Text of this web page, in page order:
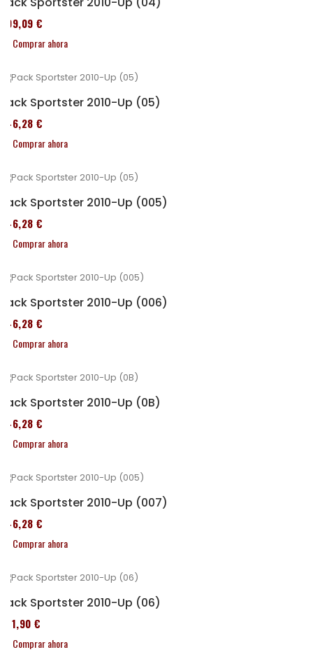
409,09 €
Comprar ahora
Pack Sportster 2010-Up (05)
246,28 €
Comprar ahora
Pack Sportster 2010-Up (005)
246,28 €
Comprar ahora
Pack Sportster 2010-Up (006)
246,28 €
Comprar ahora
Pack Sportster 2010-Up (0B)
246,28 €
Comprar ahora
Pack Sportster 2010-Up (007)
246,28 €
Comprar ahora
Pack Sportster 2010-Up (06)
371,90 €
Comprar ahora